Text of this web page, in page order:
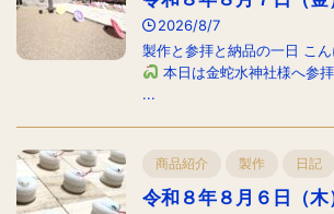
2026/8/7
製作と参拝と納品の一日 こ
本日は金蛇水神社様へ参
...
商品紹介 製作 日記
令和８年８月６日（木